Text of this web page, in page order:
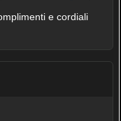
e cordiali